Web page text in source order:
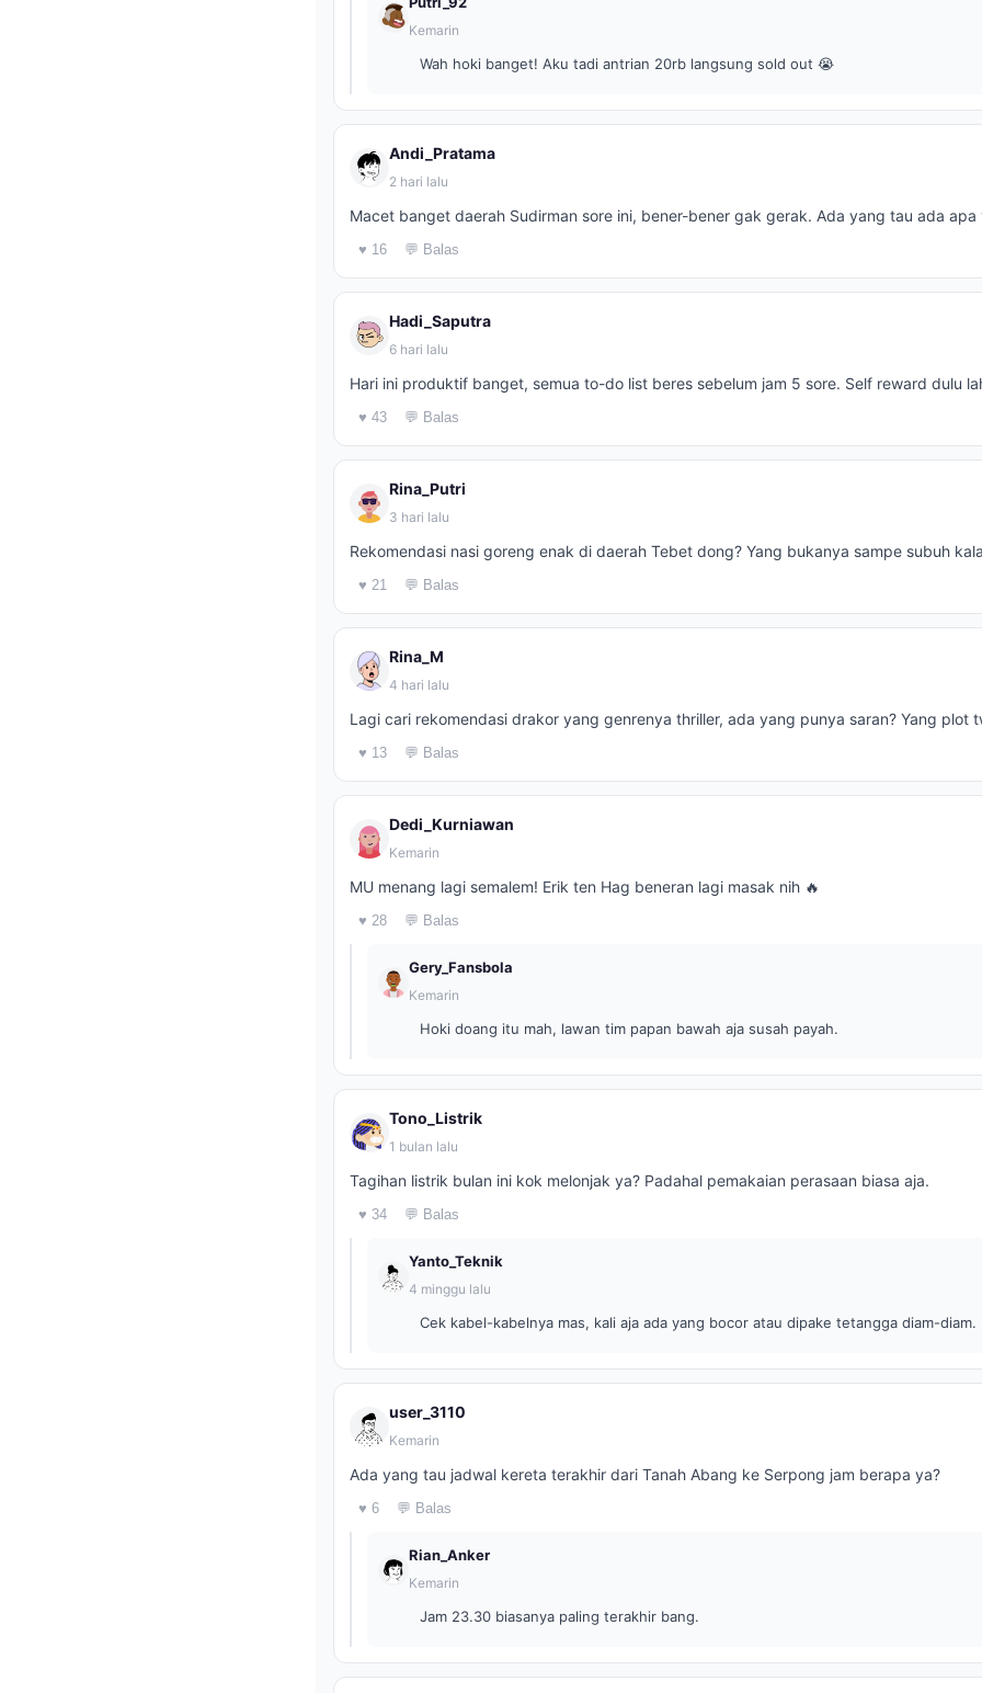
Kemarin
Wah hoki banget! Aku tadi antrian 20rb langsung sold out 😭
Andi_Pratama
2 hari lalu
Macet banget daerah Sudirman sore ini, bener-bener gak gerak. Ada yang tau ada apa
♥ 16 💬 Balas
Hadi_Saputra
6 hari lalu
Hari ini produktif banget, semua to-do list beres sebelum jam 5 sore. Self reward dulu
♥ 43 💬 Balas
Rina_Putri
3 hari lalu
Rekomendasi nasi goreng enak di daerah Tebet dong? Yang bukanya sampe subuh
♥ 21 💬 Balas
Rina_M
4 hari lalu
Lagi cari rekomendasi drakor yang genrenya thriller, ada yang punya saran? Yang plot
♥ 13 💬 Balas
Dedi_Kurniawan
Kemarin
MU menang lagi semalem! Erik ten Hag beneran lagi masak nih 🔥
♥ 28 💬 Balas
Gery_Fansbola
Kemarin
Hoki doang itu mah, lawan tim papan bawah aja susah payah.
Tono_Listrik
1 bulan lalu
Tagihan listrik bulan ini kok melonjak ya? Padahal pemakaian perasaan biasa aja.
♥ 34 💬 Balas
Yanto_Teknik
4 minggu lalu
Cek kabel-kabelnya mas, kali aja ada yang bocor atau dipake tetangga diam-diam.
user_3110
Kemarin
Ada yang tau jadwal kereta terakhir dari Tanah Abang ke Serpong jam berapa ya?
♥ 6 💬 Balas
Rian_Anker
Kemarin
Jam 23.30 biasanya paling terakhir bang.